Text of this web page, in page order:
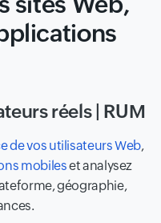
réels | RUM
de vos utilisateurs Web,
mobileset analysez
géographie,